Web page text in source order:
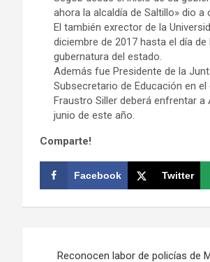
ahora la alcaldía de Saltillo» dio
El también exrector de la
diciembre de 2017 hasta el día
gubernatura del estado.
Además fue Presidente de la
Subsecretario de Educación en
Fraustro Siller deberá enfrentar a
junio de este año.
Comparte!
Facebook Twitter
Reconocen labor de policías de